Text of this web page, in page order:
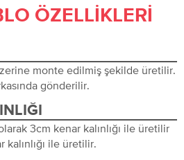
ÖZELLIKLERI
monte edilmiş şekilde üretilir.
gönderilir.
3cm kenar kalınlığı ile üretilir
ile üretilir.